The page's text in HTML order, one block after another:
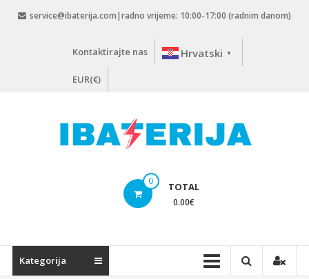
service@ibaterija.com|radno vrijeme: 10:00-17:00 (radnim danom)
Kontaktirajte nas Hrvatski ▼
EUR(€)
0 TOTAL
0.00€
Kategorija